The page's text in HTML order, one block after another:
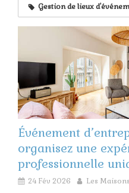
Gestion de lieux
Événement
organisez une
professionnelle
24 Fév 2026 Les